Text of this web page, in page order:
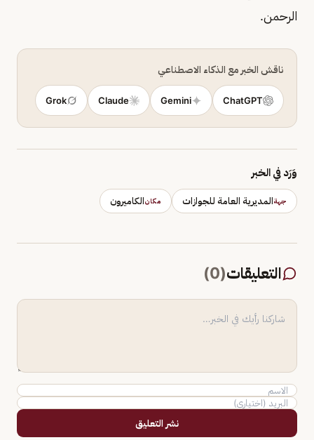
الرحمن.
ناقش الخبر مع الذكاء الاصطناعي
ChatGPT
Gemini
Claude
Grok
وَرَد في الخبر
جهةالمديرية العامة للجوازات مكانالكاميرون
التعليقات(
0
)
نشر التعليق